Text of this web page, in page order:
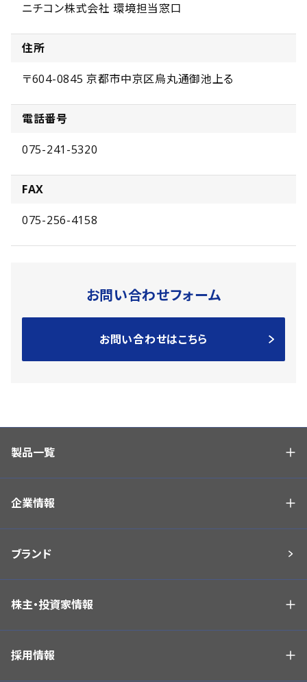
ニチコン株式会社 環境担当窓口
住所
〒604-0845 京都市中京区烏丸通御池上る
電話番号
075-241-5320
FAX
075-256-4158
お問い合わせフォーム
お問い合わせはこちら
製品一覧
企業情報
ブランド
株主・投資家情報
採用情報